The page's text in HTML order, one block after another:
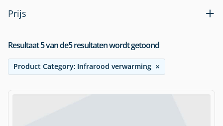
Prijs
Resultaat5van de5resultaten wordt getoond
Product Category: Infrarood verwarming ×